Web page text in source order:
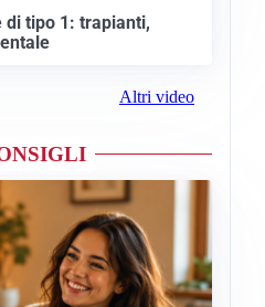
di tipo 1: trapianti,
Altri video